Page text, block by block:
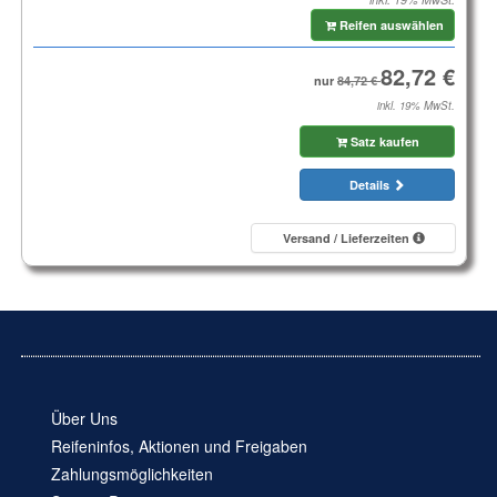
Reifen auswählen
nur
inkl. 19% MwSt.
Satz kaufen
Details
Versand / Lieferzeiten
Über Uns
Reifeninfos, Aktionen und Freigaben
Zahlungsmöglichkeiten